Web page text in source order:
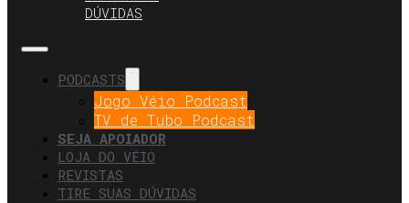
DÚVIDAS
PODCASTS
Jogo Véio Podcast
TV de Tubo Podcast
SEJA APOIADOR
LOJA DO VÉIO
REVISTAS
TIRE SUAS DÚVIDAS